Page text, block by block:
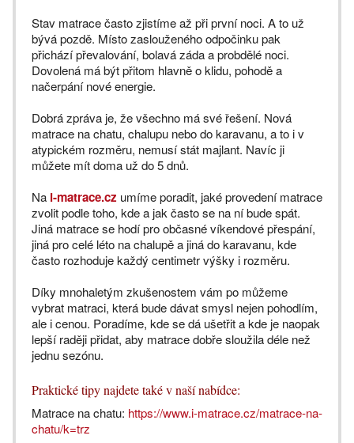
Stav matrace často zjistíme až při první noci. A to už
bývá pozdě. Místo zaslouženého odpočinku pak
přichází převalování, bolavá záda a probdělé noci.
Dovolená má být přitom hlavně o klidu, pohodě a
načerpání nové energie.
Dobrá zpráva je, že všechno má své řešení. Nová
matrace na chatu, chalupu nebo do karavanu, a to i v
atypickém rozměru, nemusí stát majlant. Navíc ji
můžete mít doma už do 5 dnů.
Na i-matrace.cz umíme poradit, jaké provedení matrace
zvolit podle toho, kde a jak často se na ní bude spát.
Jiná matrace se hodí pro občasné víkendové přespání,
jiná pro celé léto na chalupě a jiná do karavanu, kde
často rozhoduje každý centimetr výšky i rozměru.
Díky mnohaletým zkušenostem vám po můžeme
vybrat matraci, která bude dávat smysl nejen pohodlím,
ale i cenou. Poradíme, kde se dá ušetřit a kde je naopak
lepší raději přidat, aby matrace dobře sloužila déle než
jednu sezónu.
Praktické tipy najdete také v naší nabídce:
Matrace na chatu: https://www.i-matrace.cz/matrace-na-
chatu/k=trz